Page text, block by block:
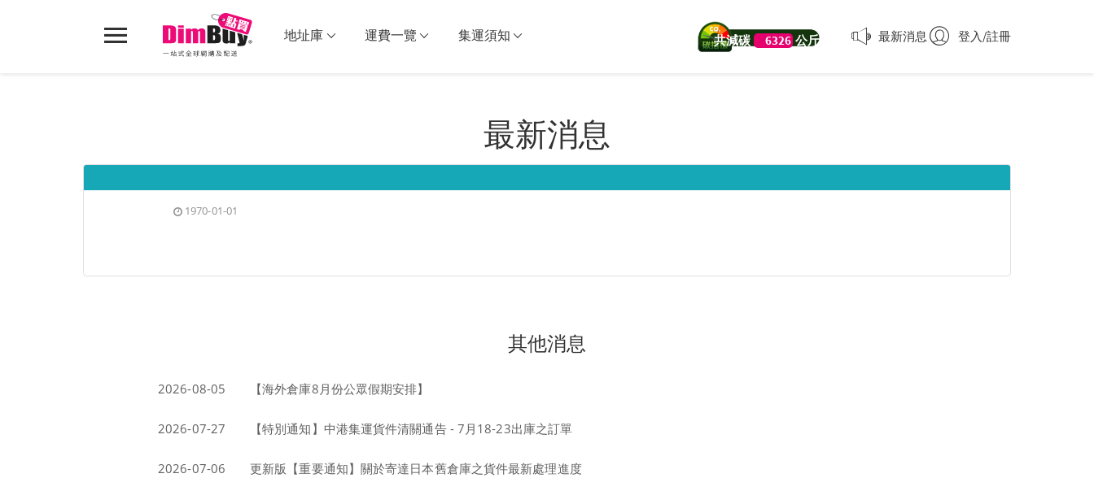
運,
導
地址庫 運費一覽 集運須知 共減碳 6326公斤 最新消息 登入/註冊
最新消息
1970-01-01
其他消息
2026-08-05 【海外倉庫8月份公眾假期安排】
2026-07-27 【特別通知】中港集運貨件清關通告 - 7月18-23出庫之訂單
2026-07-06 更新版【重要通知】關於寄達日本舊倉庫之貨件最新處理進度